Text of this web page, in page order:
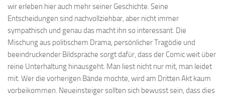
wir erleben hier auch mehr seiner Geschichte. Seine
Entscheidungen sind nachvollziehbar, aber nicht immer
sympathisch und genau das macht ihn so interessant. Die
Mischung aus politischem Drama, persönlicher Tragödie und
beeindruckender Bildsprache sorgt dafür, dass der Comic weit über
reine Unterhaltung hinausgeht. Man liest nicht nur mit, man leidet
mit. Wer die vorherigen Bände mochte, wird am Dritten Akt kaum
vorbeikommen. Neueinsteiger sollten sich bewusst sein, dass dies